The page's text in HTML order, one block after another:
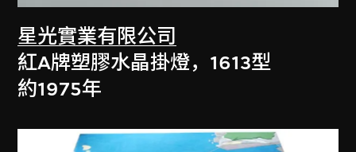
星光實業有限公司
紅A牌塑膠水晶掛燈，1613型
約1975年